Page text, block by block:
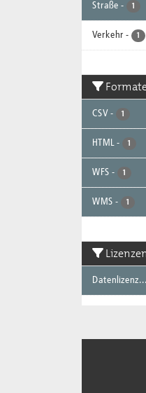
Straße - 1
Verkehr - 1
CSV - 1
HTML - 1
WFS - 1
WMS - 1
Lizenzen
Datenlizenz...